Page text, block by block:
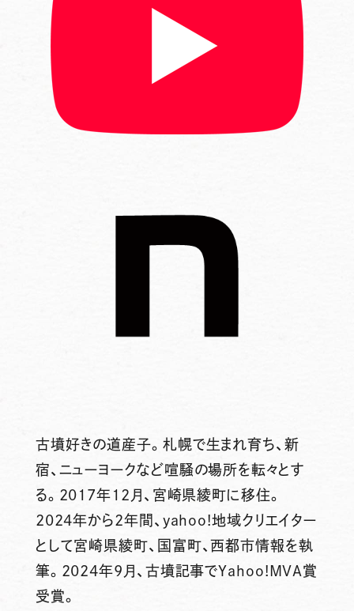
古墳好きの道産子。札幌で生まれ育ち、新
宿、ニューヨークなど喧騒の場所を転々とす
る。2017年12月、宮崎県綾町に移住。
2024年から2年間、yahoo!地域クリエイター
として宮崎県綾町、国富町、西都市情報を執
筆。2024年9月、古墳記事でYahoo!MVA賞
受賞。